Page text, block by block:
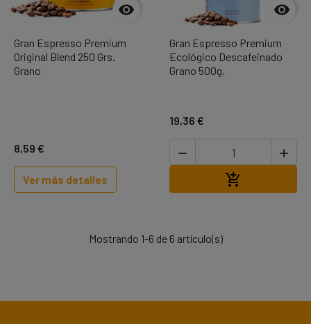

Gran Espresso Premium
Original Blend 250 Grs.
Grano
8,59 €
Ver más detalles

Gran Espresso Premium
Ecológico Descafeinado
Grano 500g.
19,36 €
 

Mostrando 1-6 de 6 artículo(s)